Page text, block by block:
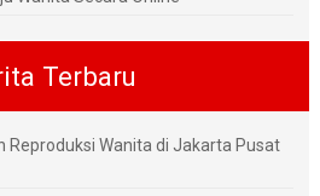
Terbaru
Reproduksi Wanita di Jakarta Pusat